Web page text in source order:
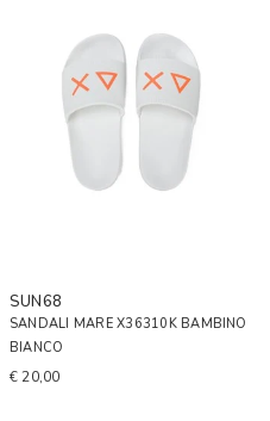
SUN68
SANDALI MARE X36310K BAMBINO
BIANCO
€ 20,00